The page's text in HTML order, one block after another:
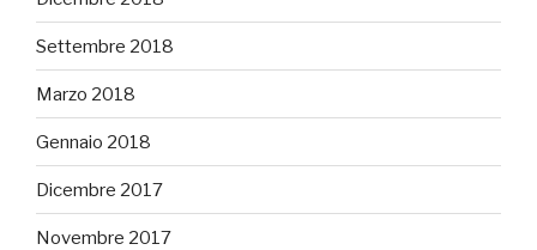
Settembre 2018
Marzo 2018
Gennaio 2018
Dicembre 2017
Novembre 2017